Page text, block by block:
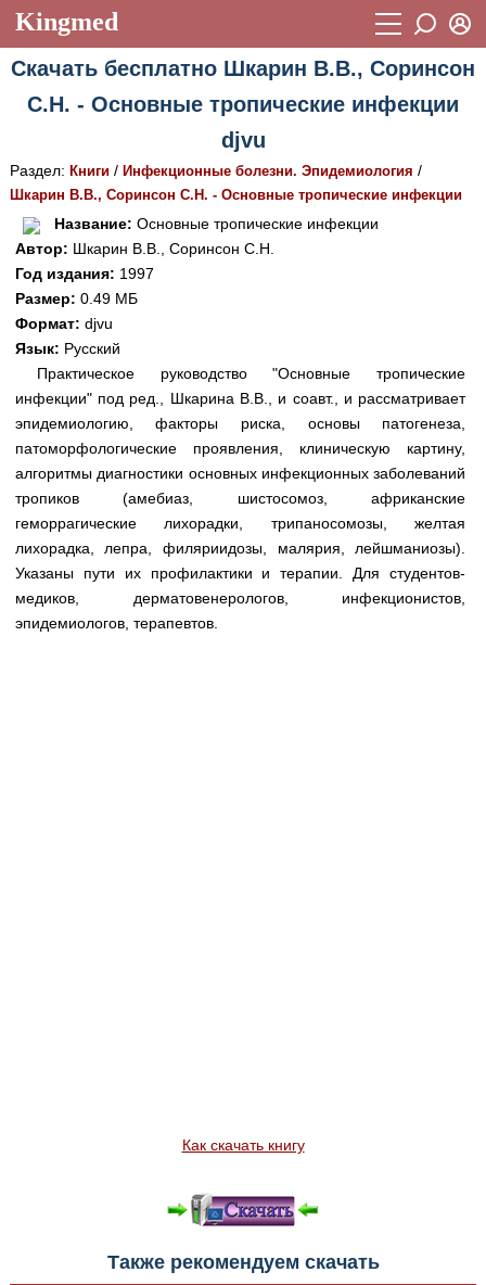
Kingmed
Учебный материал
Видеогалерея 899
Истории болезней 1268
Лекции и презентации 2474
Аккредитационные тесты
Методические рекомендации
Научно-популярное
Статьи
Новости (244)
Медицинская стандартизация
Нормативы экстренной и неотложной помощи
Нормы лабораторных и инструментальных
исследований
Восстановить пароль
Регистрация
Скачать бесплатно Шкарин В.В., Соринсон
С.Н. - Основные тропические инфекции
djvu
Раздел: Книги/ Инфекционные болезни. Эпидемиология /
Шкарин В.В., Соринсон С.Н. - Основные тропические инфекции
Название: Основные тропические инфекции
Автор: Шкарин В.В., Соринсон С.Н.
Год издания: 1997
Размер: 0.49 МБ
Формат: djvu
Язык: Русский
Практическое руководство "Основные тропические
инфекции" под ред., Шкарина В.В., и соавт., и рассматривает
эпидемиологию, факторы риска, основы патогенеза,
патоморфологические проявления, клиническую картину,
алгоритмы диагностики основных инфекционных заболеваний
тропиков (амебиаз, шистосомоз, африканские
геморрагические лихорадки, трипаносомозы, желтая
лихорадка, лепра, филяриидозы, малярия, лейшманиозы).
Указаны пути их профилактики и терапии. Для студентов-
медиков, дерматовенерологов, инфекционистов,
эпидемиологов, терапевтов.
Как скачать книгу
Также рекомендуем скачать